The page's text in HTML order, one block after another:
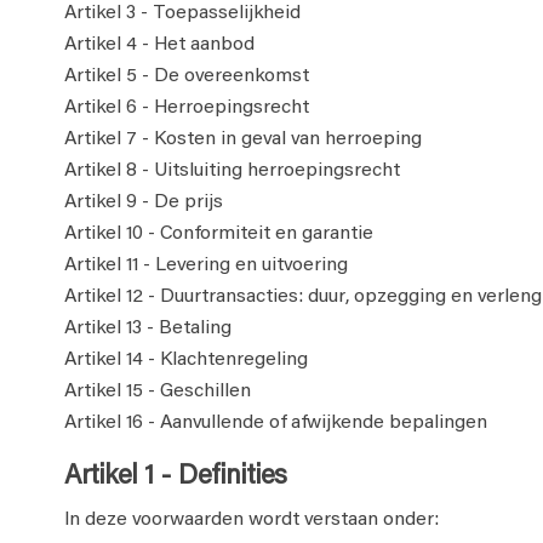
Artikel 3 - Toepasselijkheid
Artikel 4 - Het aanbod
Artikel 5 - De overeenkomst
Artikel 6 - Herroepingsrecht
Artikel 7 - Kosten in geval van herroeping
Artikel 8 - Uitsluiting herroepingsrecht
Artikel 9 - De prijs
Artikel 10 - Conformiteit en garantie
Artikel 11 - Levering en uitvoering
Artikel 12 - Duurtransacties: duur, opzegging en
Artikel 13 - Betaling
Artikel 14 - Klachtenregeling
Artikel 15 - Geschillen
Artikel 16 - Aanvullende of afwijkende bepalingen
Artikel 1 - Definities
In deze voorwaarden wordt verstaan onder: